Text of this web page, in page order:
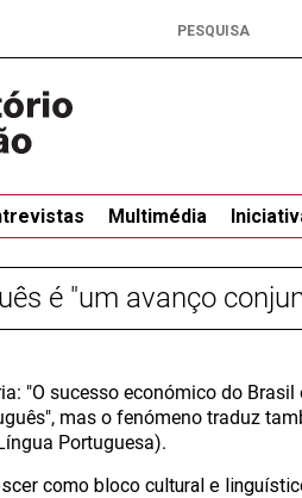
Multimédia
é "um avanço
"O sucesso económico do Brasil
mas o fenómeno traduz
Portuguesa).
como bloco cultural e